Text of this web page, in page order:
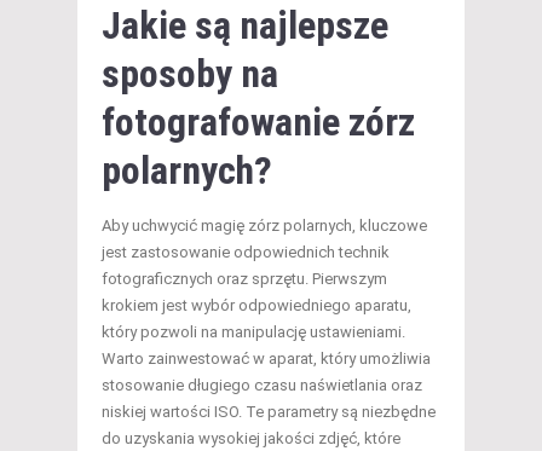
Jakie są najlepsze
sposoby na
fotografowanie zórz
polarnych?
Aby uchwycić magię zórz polarnych, kluczowe
jest zastosowanie odpowiednich technik
fotograficznych oraz sprzętu. Pierwszym
krokiem jest wybór odpowiedniego aparatu,
który pozwoli na manipulację ustawieniami.
Warto zainwestować w aparat, który umożliwia
stosowanie długiego czasu naświetlania oraz
niskiej wartości ISO. Te parametry są niezbędne
do uzyskania wysokiej jakości zdjęć, które